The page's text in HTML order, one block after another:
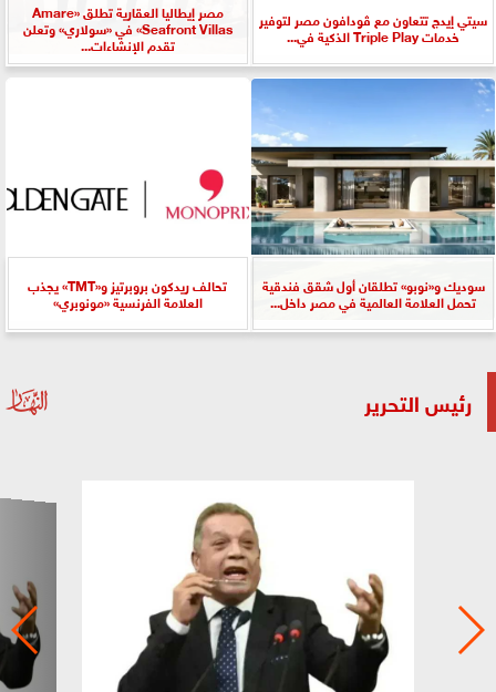
سيتي إيدج تتعاون مع ڤودافون مصر لتوفير
خدمات Triple Play الذكية في...
مصر إيطاليا العقارية تطلق «Amare
Seafront Villas» في «سولاري» وتعلن
تقدم الإنشاءات...
سوديك و«نوبو» تطلقان أول شقق فندقية
تحمل العلامة العالمية في مصر داخل...
تحالف ريدكون بروبرتيز و«TMT» يجذب
العلامة الفرنسية «مونوبري»
رئيس التحرير